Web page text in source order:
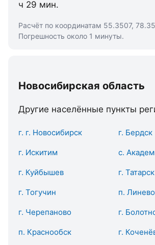
ч 29 мин.
Расчёт по координатам 55.3507,
Погрешность около 1 минуты.
Новосибирская область
Другие населённые пункты
г. г. Новосибирск г. Бердск
г. Искитим с.
г. Куйбышев г. Татарск
г. Тогучин п. Линево
г. Черепаново г.
п. Краснообск г.